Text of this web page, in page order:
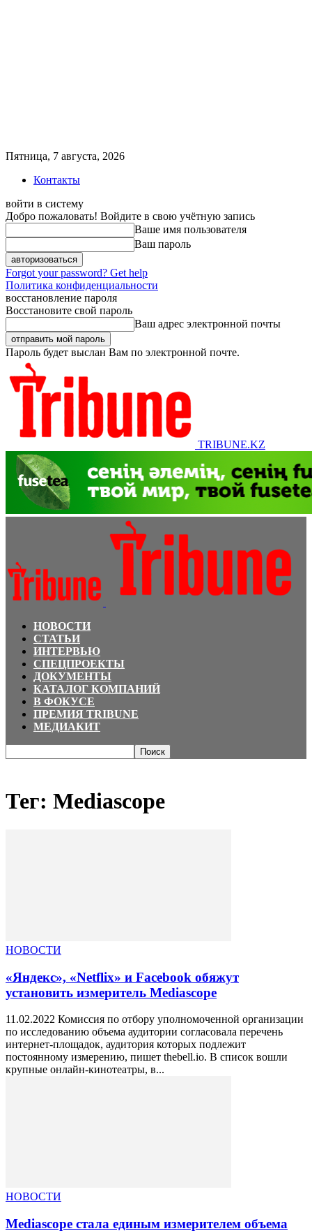
Пятница, 7 августа, 2026
Контакты
войти в систему
Добро пожаловать! Войдите в свою учётную запись
Ваше имя пользователя
Ваш пароль
Forgot your password? Get help
Политика конфиденциальности
восстановление пароля
Восстановите свой пароль
Ваш адрес электронной почты
Пароль будет выслан Вам по электронной почте.
TRIBUNE.KZ
НОВОСТИ
СТАТЬИ
ИНТЕРВЬЮ
СПЕЦПРОЕКТЫ
ДОКУМЕНТЫ
КАТАЛОГ КОМПАНИЙ
В ФОКУСЕ
ПРЕМИЯ TRIBUNE
МЕДИАКИТ
Тег: Mediascope
НОВОСТИ
«Яндекс», «Netflix» и Facebook обяжут
установить измеритель Mediascope
11.02.2022 Комиссия по отбору уполномоченной организации
по исследованию объема аудитории согласовала перечень
интернет-площадок, аудитория которых подлежит
постоянному измерению, пишет thebell.io. В список вошли
крупные онлайн-кинотеатры, в...
НОВОСТИ
Mediascope стала единым измерителем объема